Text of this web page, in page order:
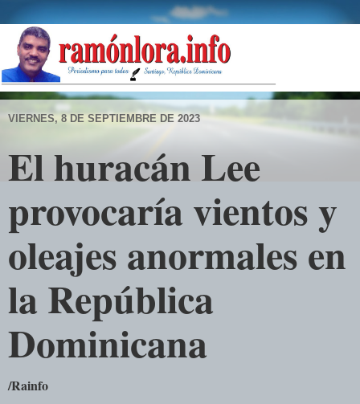
VIERNES, 8 DE SEPTIEMBRE DE 2023
El huracán Lee
provocaría vientos y
oleajes anormales en
la República
Dominicana
/Rainfo